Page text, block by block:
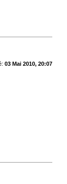
03 Mai 2010, 20:07